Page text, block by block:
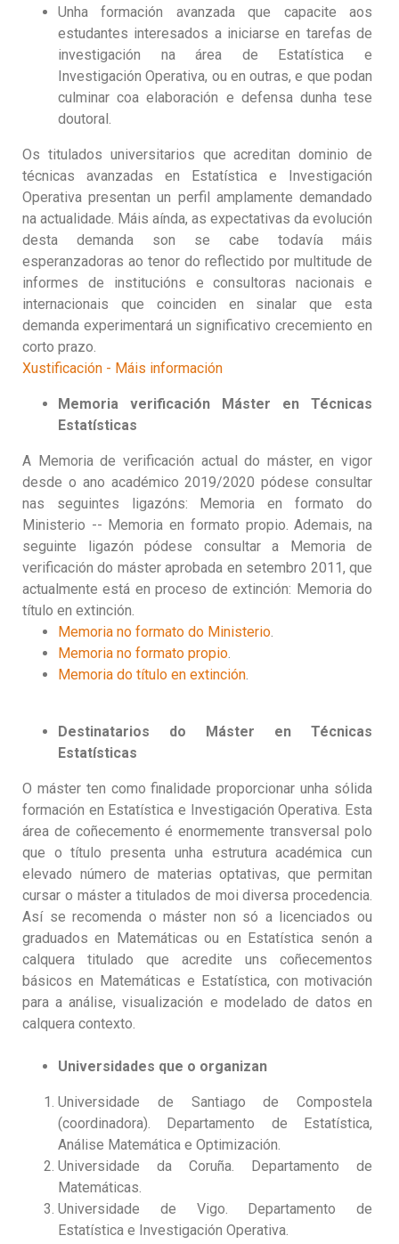
Unha formación avanzada que capacite aos
estudantes interesados a iniciarse en tarefas de
investigación na área de Estatística e
Investigación Operativa, ou en outras, e que podan
culminar coa elaboración e defensa dunha tese
doutoral.
Os titulados universitarios que acreditan dominio de
técnicas avanzadas en Estatística e Investigación
Operativa presentan un perfil amplamente demandado
na actualidade. Máis aínda, as expectativas da evolución
desta demanda son se cabe todavía máis
esperanzadoras ao tenor do reflectido por multitude de
informes de institucións e consultoras nacionais e
internacionais que coinciden en sinalar que esta
demanda experimentará un significativo crecemiento en
corto prazo.
Xustificación - Máis información
Memoria verificación Máster en Técnicas
Estatísticas
A Memoria de verificación actual do máster, en vigor
desde o ano académico 2019/2020 pódese consultar
nas seguintes ligazóns: Memoria en formato do
Ministerio -- Memoria en formato propio. Ademais, na
seguinte ligazón pódese consultar a Memoria de
verificación do máster aprobada en setembro 2011, que
actualmente está en proceso de extinción: Memoria do
título en extinción.
Memoria no formato do Ministerio.
Memoria no formato propio.
Memoria do título en extinción.
Destinatarios do Máster en Técnicas
Estatísticas
O máster ten como finalidade proporcionar unha sólida
formación en Estatística e Investigación Operativa. Esta
área de coñecemento é enormemente transversal polo
que o título presenta unha estrutura académica cun
elevado número de materias optativas, que permitan
cursar o máster a titulados de moi diversa procedencia.
Así se recomenda o máster non só a licenciados ou
graduados en Matemáticas ou en Estatística senón a
calquera titulado que acredite uns coñecementos
básicos en Matemáticas e Estatística, con motivación
para a análise, visualización e modelado de datos en
calquera contexto.
Universidades que o organizan
Universidade de Santiago de Compostela
(coordinadora). Departamento de Estatística,
Análise Matemática e Optimización.
Universidade da Coruña. Departamento de
Matemáticas.
Universidade de Vigo. Departamento de
Estatística e Investigación Operativa.